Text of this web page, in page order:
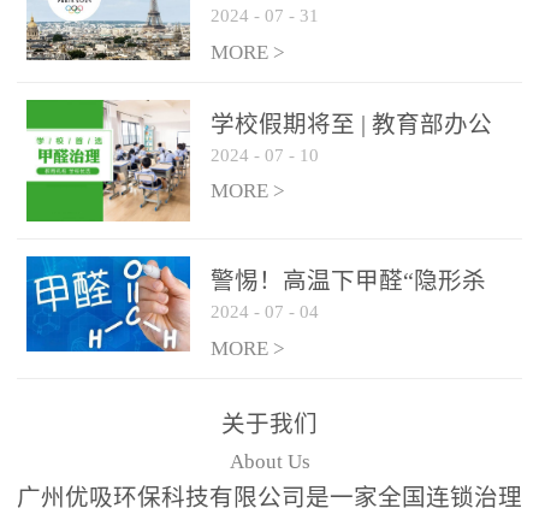
宿风波：优吸环保共建健康
绿色家居
2024 - 07 - 31
MORE >
学校假期将至 | 教育部办公
厅关于加强学校新建校舍室
内空气质量管理通知
2024 - 07 - 10
MORE >
警惕！高温下甲醛“隐形杀
手”来袭，你的家安全吗？
2024 - 07 - 04
MORE >
关于我们
About Us
广州优吸环保科技有限公司是一家全国连锁治理